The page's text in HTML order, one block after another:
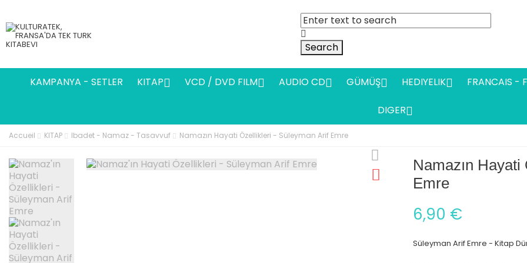
Search
KAMPANYA - SETLER KITAP VCD / DVD FILM AUDIO CD GÜMÜŞ HEDIYELIK FRANCAIS -
DIGER
Accueil KITAP Ibadet - Namaz - Tasavvuf Namazın Hayati Özellikleri - Süleyman Arif Emre
Namazın
Emre
6,90 €
Süleyman Arif Emre - Kitap